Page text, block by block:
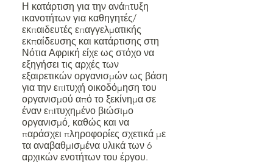
Η κατάρτιση για την ανάπτυξη
ικανοτήτων για καθηγητές/
εκπαιδευτές επαγγελματικής
εκπαίδευσης και κατάρτισης στη
Νότια Αφρική είχε ως στόχο να
εξηγήσει τις αρχές των
εξαιρετικών οργανισμών ως βάση
για την επιτυχή οικοδόμηση του
οργανισμού από το ξεκίνημα σε
έναν επιτυχημένο βιώσιμο
οργανισμό, καθώς και να
παράσχει πληροφορίες σχετικά με
τα αναβαθμισμένα υλικά των 6
αρχικών ενοτήτων του έργου.